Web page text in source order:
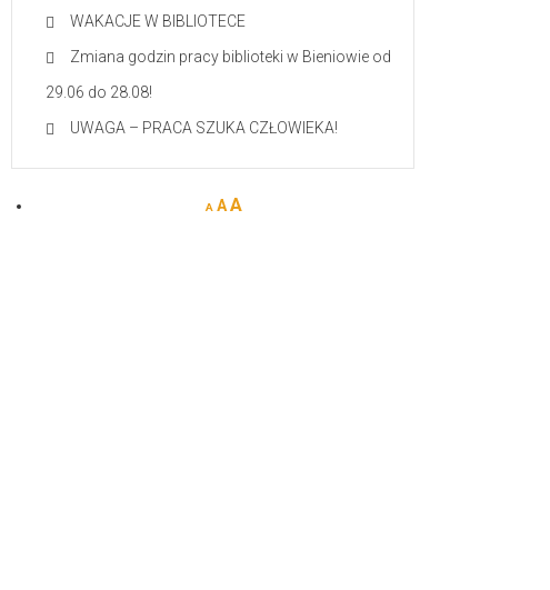
WAKACJE W BIBLIOTECE
Zmiana godzin pracy biblioteki w Bieniowie od
29.06 do 28.08!
UWAGA – PRACA SZUKA CZŁOWIEKA!
A AA